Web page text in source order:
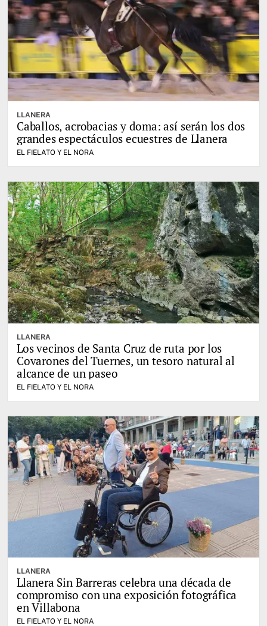
LLANERA
Caballos, acrobacias y doma: así serán los dos
grandes espectáculos ecuestres de Llanera
EL FIELATO Y EL NORA
LLANERA
Los vecinos de Santa Cruz de ruta por los
Covarones del Tuernes, un tesoro natural al
alcance de un paseo
EL FIELATO Y EL NORA
LLANERA
Llanera Sin Barreras celebra una década de
compromiso con una exposición fotográfica
en Villabona
EL FIELATO Y EL NORA